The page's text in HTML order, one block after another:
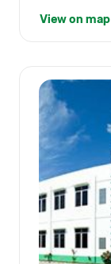
View on map